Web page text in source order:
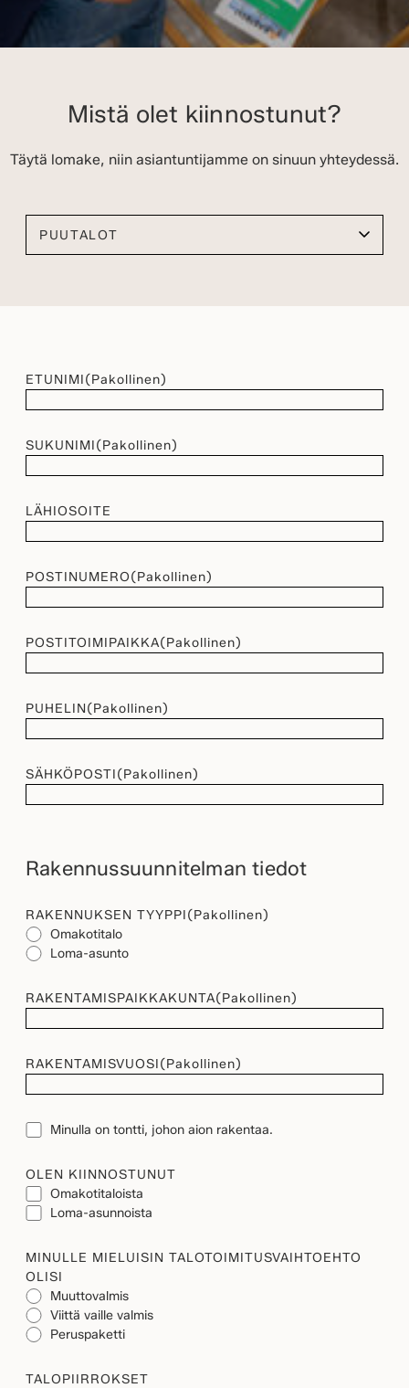
Mistä olet kiinnostunut?
Täytä lomake, niin asiantuntijamme on sinuun yhteydessä.
ETUNIMI(Pakollinen)
SUKUNIMI(Pakollinen)
LÄHIOSOITE
POSTINUMERO(Pakollinen)
POSTITOIMIPAIKKA(Pakollinen)
PUHELIN(Pakollinen)
SÄHKÖPOSTI(Pakollinen)
Rakennussuunnitelman tiedot
RAKENNUKSEN TYYPPI(Pakollinen)
Omakotitalo
Loma-asunto
RAKENTAMISPAIKKAKUNTA(Pakollinen)
RAKENTAMISVUOSI(Pakollinen)
TONTTIMinulla on tontti, johon aion rakentaa.
OLEN KIINNOSTUNUT
Omakotitaloista
Loma-asunnoista
MINULLE MIELUISIN TALOTOIMITUSVAIHTOEHTO
OLISI
Muuttovalmis
Viittä vaille valmis
Peruspaketti
TALOPIIRROKSET